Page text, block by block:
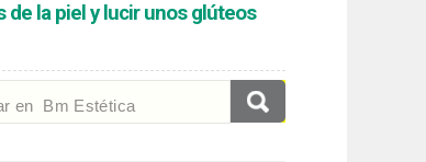
de la piel y lucir unos glúteos